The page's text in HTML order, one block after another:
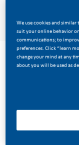
Τμήμα Νομικών
Ταξινόμηση κατά:
We use cookies and
suit your online behavior
communications; to
preferences. Click “learn
change your mind at any
about you will be used as